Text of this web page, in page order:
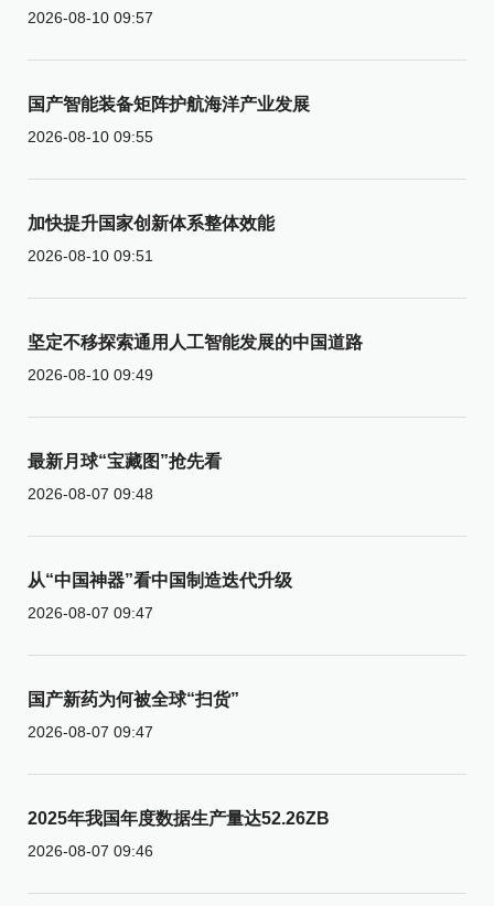
2026-08-10 09:57
国产智能装备矩阵护航海洋产业发展
2026-08-10 09:55
加快提升国家创新体系整体效能
2026-08-10 09:51
坚定不移探索通用人工智能发展的中国道路
2026-08-10 09:49
最新月球“宝藏图”抢先看
2026-08-07 09:48
从“中国神器”看中国制造迭代升级
2026-08-07 09:47
国产新药为何被全球“扫货”
2026-08-07 09:47
2025年我国年度数据生产量达52.26ZB
2026-08-07 09:46